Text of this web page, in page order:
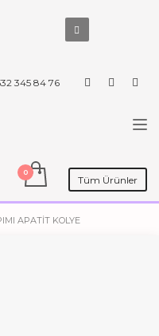
345 84 76
Tüm Ürünler
APATIT KOLYE